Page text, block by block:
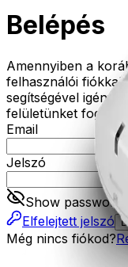
Belépés
Amennyiben a
felhasználói
segítségével
felületünket fogja
Email
Jelszó
Show password
Elfelejtett jelszó
Még nincs fiókod?